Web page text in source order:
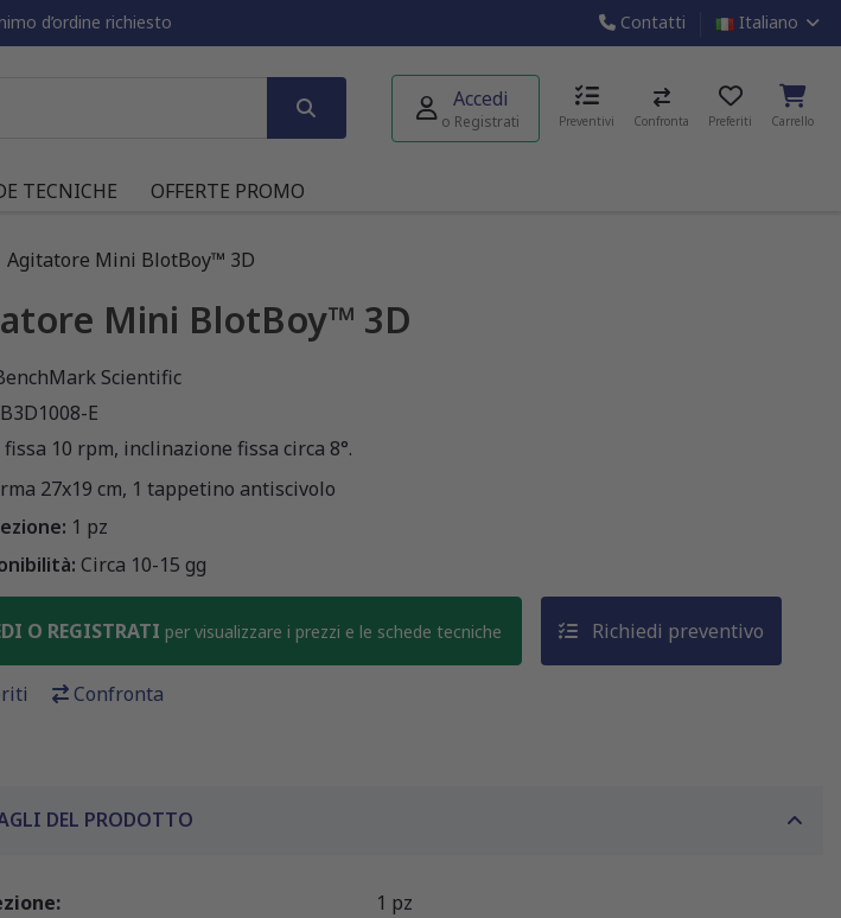
d’ordine richiesto Contatti Italiano
Accedi
o Registrati Preventivi Confronta Preferiti Carrello
TECNICHE OFFERTE PROMO
Agitatore Mini BlotBoy™ 3D
Mini BlotBoy™ 3D
Scientific
B3D1008-E
10 rpm, inclinazione fissa circa 8°.
27x19 cm, 1 tappetino antiscivolo
1 pz
Circa 10-15 gg
O REGISTRATI per visualizzare i prezzi e le schede tecniche Richiedi preventivo
Confronta
DEL PRODOTTO
1 pz